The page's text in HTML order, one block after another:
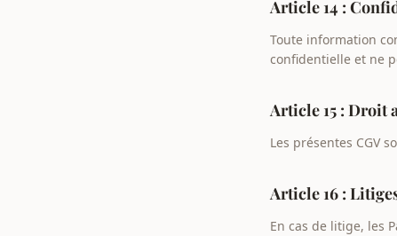
Article 14 :
Toute information
confidentielle et ne
Article 15 : Droit
Les présentes CGV
Article 16 :
En cas de litige, les